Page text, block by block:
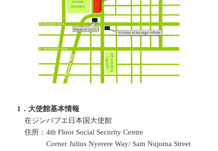
1．大使館基本情報
在ジンバブエ日本国大使館
住所：4th Floor Social Security Centre
Corner Julius Nyerere Way/ Sam Nujoma Street